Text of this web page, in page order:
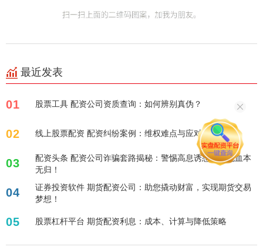
最近发表
01 股票工具 配资公司资质查询：如何辨别真伪？
02 线上股票配资 配资纠纷案例：维权难点与应对策略
03
配资头条 配资公司诈骗套路揭秘：警惕高息诱惑，避免血本
无归！
04
证券投资软件 期货配资公司：助您撬动财富，实现期货交易
梦想！
05 股票杠杆平台 期货配资利息：成本、计算与降低策略